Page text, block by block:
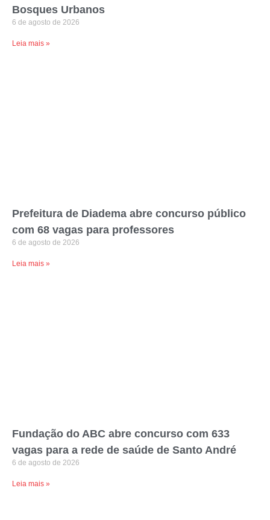
Bosques Urbanos
6 de agosto de 2026
Leia mais »
Prefeitura de Diadema abre concurso público
com 68 vagas para professores
6 de agosto de 2026
Leia mais »
Fundação do ABC abre concurso com 633
vagas para a rede de saúde de Santo André
6 de agosto de 2026
Leia mais »